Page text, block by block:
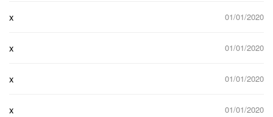
x 01/01/2020
x 01/01/2020
x 01/01/2020
x 01/01/2020